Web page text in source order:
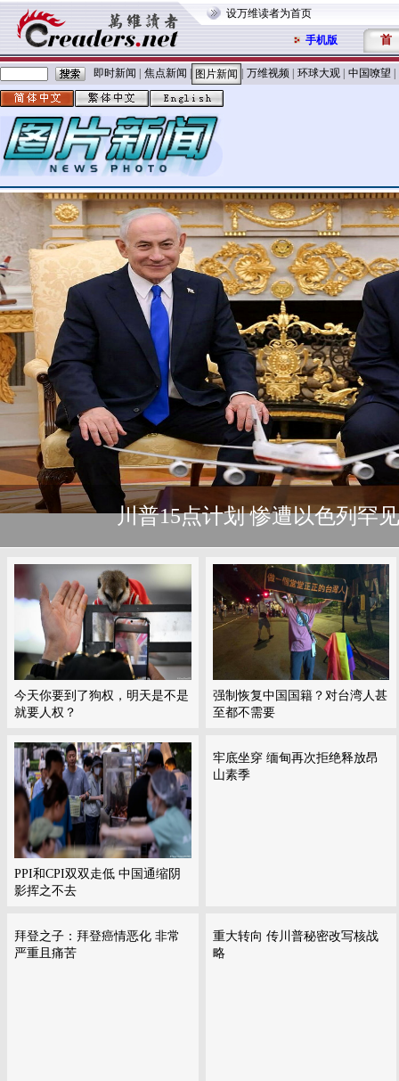
设万维读者为首页
手机版 首
即时新闻 焦点新闻 图片新闻 万维视频 环球大观 中国嘹望
川普15点计划 惨遭以色列罕
今天你要到了狗权，明天是不是
就要人权？
强制恢复中国国籍？对台湾人甚
至都不需要
PPI和CPI双双走低 中国通缩阴
影挥之不去
牢底坐穿 缅甸再次拒绝释放昂
山素季
拜登之子：拜登癌情恶化 非常
严重且痛苦
重大转向 传川普秘密改写核战
略